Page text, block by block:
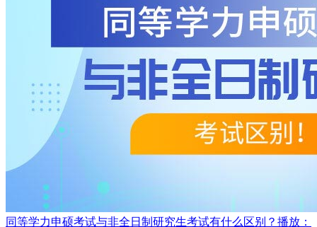
同等学力申硕考试与非全日制研究生考试有什么区别？ 播放：